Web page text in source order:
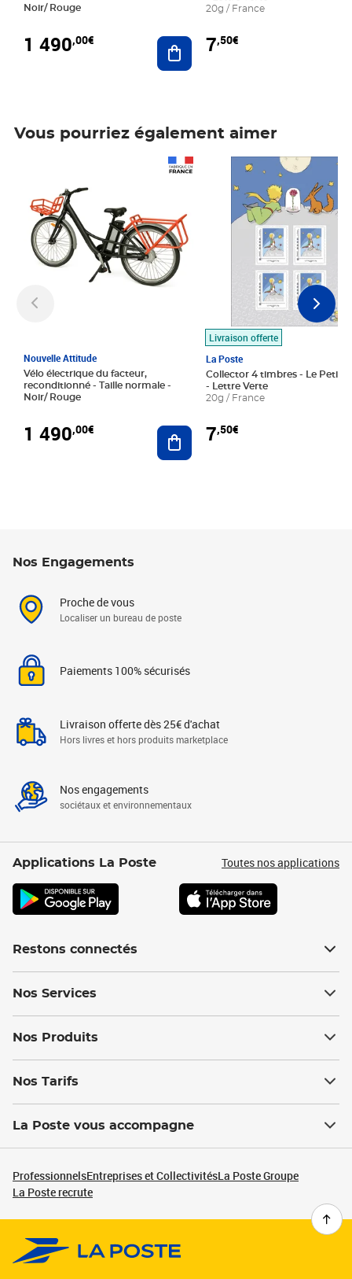
Noir/ Rouge
1 490,00€ Ajouter au panier
20g / France
7,50€
Vous pourriez également aimer
Nouvelle Attitude
Vélo électrique du facteur,
reconditionné - Taille normale -
Noir/ Rouge
1 490,00€ Ajouter au panier
Livraison offerte
La Poste
Collector 4 timbres - Le Petit
- Lettre Verte
20g / France
7,50€
Prix 7,50€
Nos Engagements
Proche de vous
Localiser un bureau de poste
Paiements 100% sécurisés
Livraison offerte dès 25€ d'achat
Hors livres et hors produits marketplace
Nos engagements
sociétaux et environnementaux
Applications La Poste Toutes nos applications
Restons connectés
Nos Services
Nos Produits
Nos Tarifs
La Poste vous accompagne
ProfessionnelsEntreprises et CollectivitésLa Poste Groupe
La Poste recrute